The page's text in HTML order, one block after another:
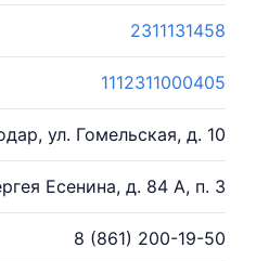
2311131458
1112311000405
ул. Гомельская, д. 10
Есенина, д. 84 А, п. 3
8 (861) 200-19-50